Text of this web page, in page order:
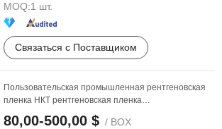
MOQ:1 шт.
Связаться с Поставщиком
Пользовательская промышленная рентгеновская
пленка НКТ рентгеновская пленка
рентгенографическая ...
80,00-500,00 $ / BOX